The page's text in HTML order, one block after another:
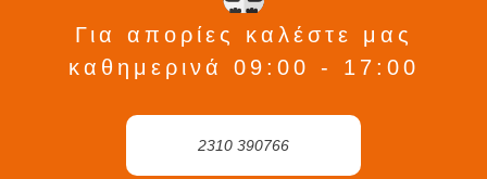
Για απορίες καλέστε μας
καθημερινά 09:00 - 17:00
2310 390766